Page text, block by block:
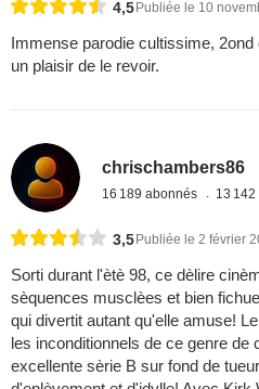
4,5Publiée le 10
Immense parodie cultissime,
un plaisir de le revoir.
chrischambers86
16 189 abonnés 13
3,5 Publiée le 2 février
Sorti durant l'ètè 98, ce dèlire
sèquences musclèes et bien
qui divertit autant qu'elle amuse!
les inconditionnels de ce genre de
excellente sèrie B sur fond de